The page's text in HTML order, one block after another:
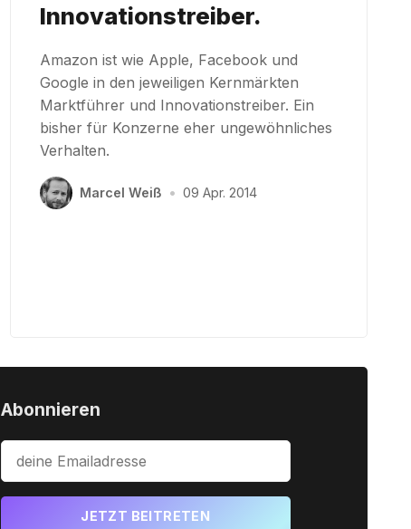
Innovationstreiber.
Amazon ist wie Apple, Facebook und
Google in den jeweiligen Kernmärkten
Marktführer und Innovationstreiber. Ein
bisher für Konzerne eher ungewöhnliches
Verhalten.
Marcel Weiß • 09 Apr. 2014
Abonnieren
JETZT BEITRETEN